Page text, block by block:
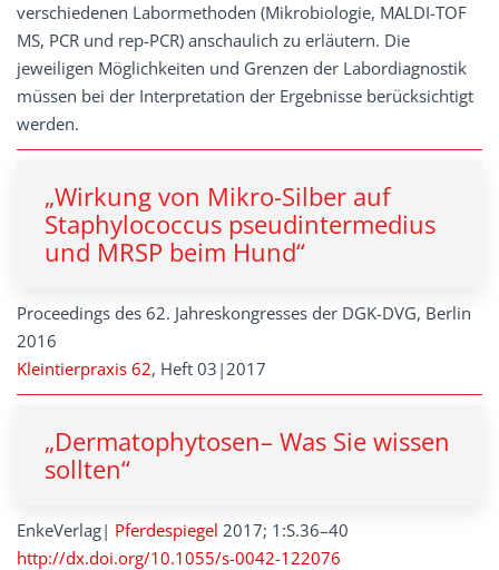
verschiedenen Labormethoden (Mikrobiologie, MALDI-TOF
MS, PCR und rep-PCR) anschaulich zu erläutern. Die
jeweiligen Möglichkeiten und Grenzen der Labordiagnostik
müssen bei der Interpretation der Ergebnisse berücksichtigt
werden.
„Wirkung von Mikro-Silber auf
Staphylococcus pseudintermedius
und MRSP beim Hund“
Proceedings des 62. Jahreskongresses der DGK-DVG, Berlin
2016
Kleintierpraxis 62, Heft 03|2017
„Dermatophytosen– Was Sie wissen
sollten“
EnkeVerlag| Pferdespiegel 2017; 1:S.36–40
http://dx.doi.org/10.1055/s-0042-122076